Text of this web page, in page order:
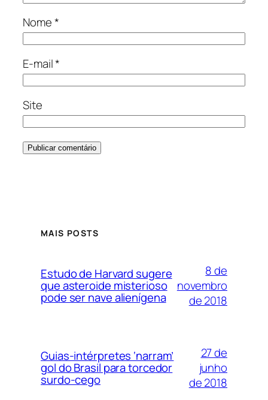
Nome*
E-mail*
Site
MAIS POSTS
Estudo de Harvard sugere
que asteroide misterioso
pode ser nave alienígena
8 de
novembro
de 2018
Guias-intérpretes ‘narram’
gol do Brasil para torcedor
surdo-cego
27 de
junho
de 2018